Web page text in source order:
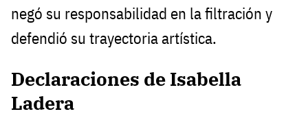
negó su responsabilidad en la filtración y
defendió su trayectoria artística.
Declaraciones de Isabella
Ladera